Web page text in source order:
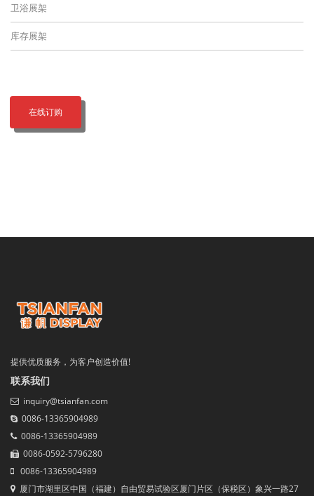
卫浴展架
库存展架
在线订购
提供优质服务，为客户创造价值!
联系我们
inquiry@tsianfan.com
0086-13365904989
0086-13365904989
0086-0592-5796280
0086-13365904989
厦门市湖里区中国（福建）自由贸易试验区厦门片区（保税区）象兴一路27